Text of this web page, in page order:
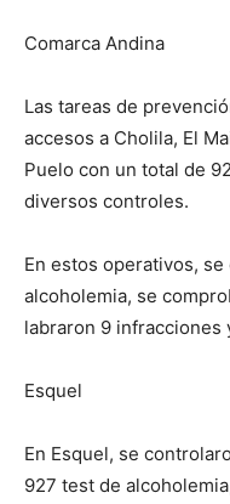
Comarca Andina
Las tareas de
accesos a Cholila, El
Puelo con un total de
diversos controles.
En estos operativos,
alcoholemia, se
labraron 9 infracciones
Esquel
En Esquel, se
927 test de